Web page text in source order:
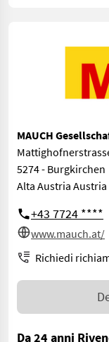
MAUCH
5274 - Burgkirchen
Alta Austria Austria
+43 7724 ****
www.mauch.at/
Richiedi
Da 24 anni